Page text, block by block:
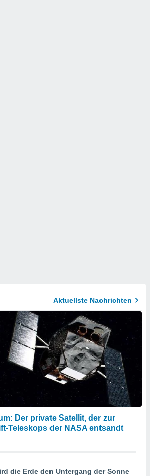
Aktuellste Nachrichten
Der private Satellit, der zur
Teleskops der NASA entsandt
die Erde den Untergang der Sonne